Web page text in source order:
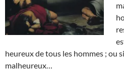
heureux de tous les hommes ; ou
malheureux…